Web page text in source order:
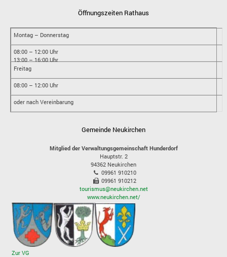
Öffnungszeiten Rathaus
Montag – Donnerstag
08:00 – 12:00 Uhr
13:00 – 16:00 Uhr
Freitag
08:00 – 12:00 Uhr
oder nach Vereinbarung
Gemeinde Neukirchen
Mitglied der Verwaltungsgemeinschaft Hunderdorf
Hauptstr. 2
94362 Neukirchen
09961 910210
09961 910212
tourismus@neukirchen.net
www.neukirchen.net/
Zur VG